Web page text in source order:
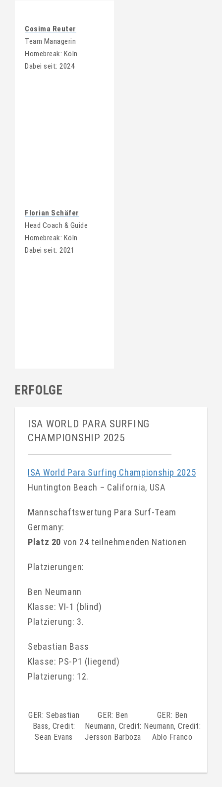
Cosima Reuter
Team Managerin
Homebreak: Köln
Dabei seit: 2024
Florian Schäfer
Head Coach & Guide
Homebreak: Köln
Dabei seit: 2021
ERFOLGE
ISA WORLD PARA SURFING
CHAMPIONSHIP 2025
ISA World Para Surfing Championship 2025
Huntington Beach – California, USA
Mannschaftswertung Para Surf-Team
Germany:
Platz 20 von 24 teilnehmenden Nationen
Platzierungen:
Ben Neumann
Klasse: VI-1 (blind)
Platzierung: 3.
Sebastian Bass
Klasse: PS-P1 (liegend)
Platzierung: 12.
GER: Sebastian
Bass, Credit:
Sean Evans
GER: Ben
Neumann, Credit:
Jersson Barboza
GER: Ben
Neumann, Credit:
Ablo Franco